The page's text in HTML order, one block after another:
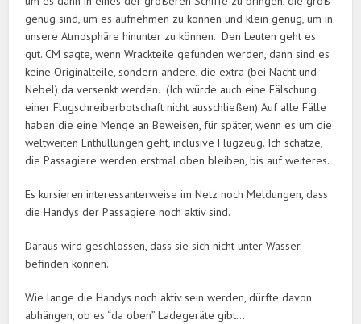
genug sind, um es aufnehmen zu können und klein genug, um in
unsere Atmosphäre hinunter zu können. Den Leuten geht es
gut. CM sagte, wenn Wrackteile gefunden werden, dann sind es
keine Originalteile, sondern andere, die extra (bei Nacht und
Nebel) da versenkt werden. (Ich würde auch eine Fälschung
einer Flugschreiberbotschaft nicht ausschließen) Auf alle Fälle
haben die eine Menge an Beweisen, für später, wenn es um die
weltweiten Enthüllungen geht, inclusive Flugzeug. Ich schätze,
die Passagiere werden erstmal oben bleiben, bis auf weiteres.
Es kursieren interessanterweise im Netz noch Meldungen, dass
die Handys der Passagiere noch aktiv sind.
Daraus wird geschlossen, dass sie sich nicht unter Wasser
befinden können.
Wie lange die Handys noch aktiv sein werden, dürfte davon
abhängen, ob es “da oben” Ladegeräte gibt…